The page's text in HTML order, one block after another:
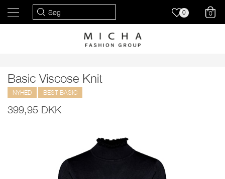
0 0
Basic Viscose Knit
NYHED BEST BASIC
399,95 DKK